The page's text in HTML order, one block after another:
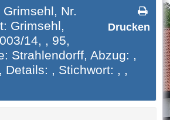
Drucken
Nr.
Grimsehl,
14, , 95,
Strahlendorff, Abzug: ,
Details: , Stichwort: , ,